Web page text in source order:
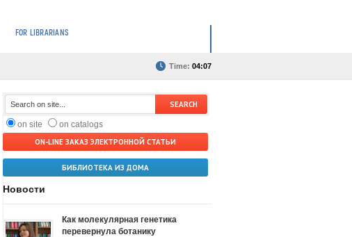
FOR LIBRARIANS
Time: 04:07
on site
on catalogs
ON-LINE ЗАКАЗ ЭЛЕКТРОННОЙ СТАТЬИ
БИБЛИОТЕКА ИЗ ДОМА
Новости
Как молекулярная генетика
перевернула ботанику